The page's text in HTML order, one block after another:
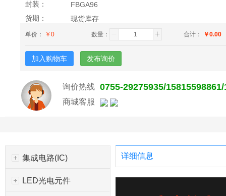
封装： FBGA96
货期： 现货库存
单价： ￥ 0 数量： 合计： ￥0.00
加入购物车 发布询价
询价热线 0755-29275935/
商城客服
集成电路(IC)
LED光电元件
详细信息